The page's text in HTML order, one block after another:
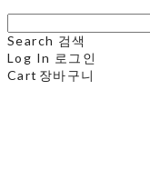
Search 검색
Log In 로그인
Cart 장바구니